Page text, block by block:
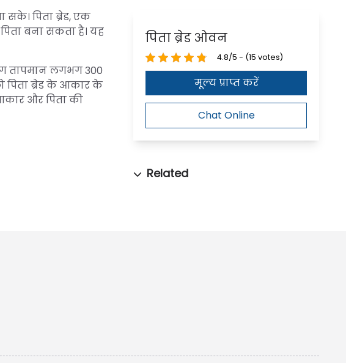
सके। पिता ब्रेड, एक
बना सकता है। यह
तापमान लगभग 300
पिता ब्रेड के आकार के
और पिता की
पिता ब्रेड ओवन
4.8/5 - (15 votes)
मूल्य प्राप्त करें
Chat Online